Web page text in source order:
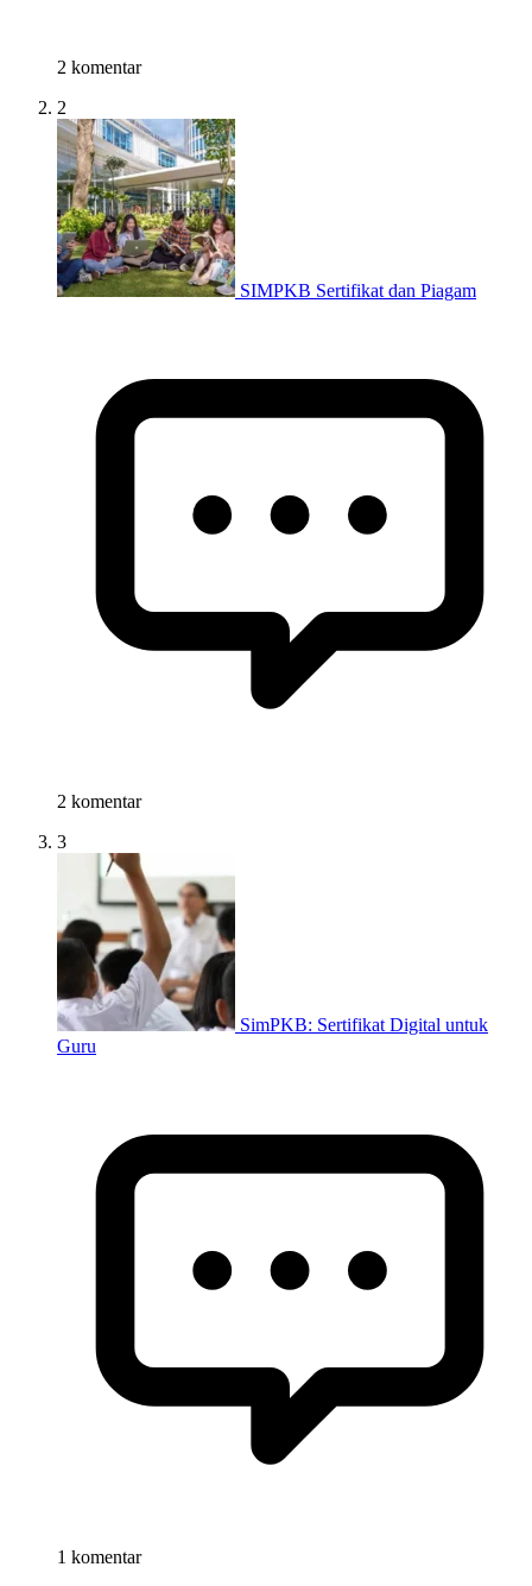
2 komentar
2
SIMPKB Sertifikat dan Piagam
2 komentar
3
SimPKB: Sertifikat Digital untuk
Guru
1 komentar